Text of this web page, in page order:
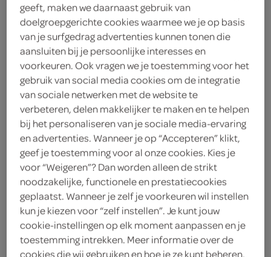
gekruid
Spar
4.
97
565 gram
Let op: aanbiedingen zijn niet zichtbaar bij de
producten, maar worden wél automatisch
verwerkt in de winkelmand.
heerlijk deze kippenbouten, lekker gekruid!
gemakkelijk te bereiden
geeft, maken we daarnaast gebruik van
doelgroepgerichte cookies waarmee we je op basis
van je surfgedrag advertenties kunnen tonen die
aansluiten bij je persoonlijke interesses en
voorkeuren. Ook vragen we je toestemming voor het
gebruik van social media cookies om de integratie
van sociale netwerken met de website te
verbeteren, delen makkelijker te maken en te helpen
bij het personaliseren van je sociale media-ervaring
en advertenties. Wanneer je op “Accepteren” klikt,
geef je toestemming voor al onze cookies. Kies je
voor “Weigeren”? Dan worden alleen de strikt
noodzakelijke, functionele en prestatiecookies
geplaatst. Wanneer je zelf je voorkeuren wil instellen
kun je kiezen voor “zelf instellen”. Je kunt jouw
cookie-instellingen op elk moment aanpassen en je
toestemming intrekken. Meer informatie over de
cookies die wij gebruiken en hoe je ze kunt beheren,